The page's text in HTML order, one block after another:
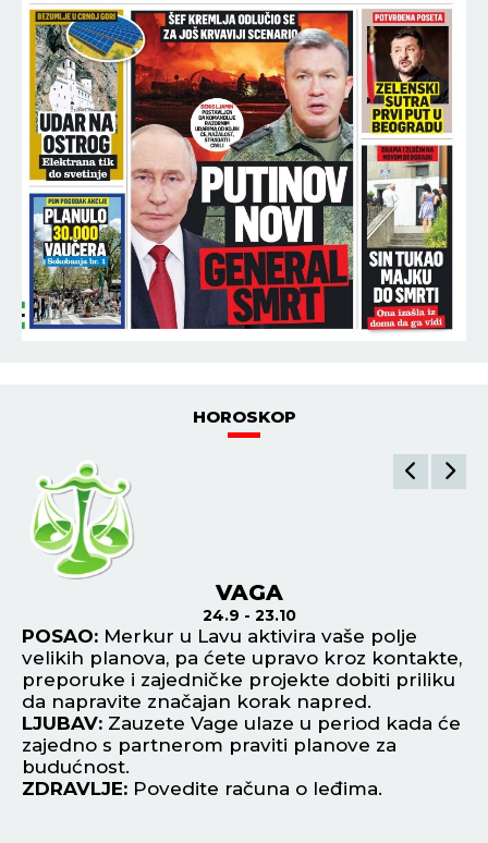
HOROSKOP
VAGA
24.9 - 23.10
POSAO: Merkur u Lavu aktivira vaše polje
velikih planova, pa ćete upravo kroz kontakte,
preporuke i zajedničke projekte dobiti priliku
da napravite značajan korak napred.
LJUBAV: Zauzete Vage ulaze u period kada će
zajedno s partnerom praviti planove za
budućnost.
ZDRAVLJE: Povedite računa o leđima.